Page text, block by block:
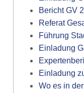
Bericht GV
Referat
Führung
Einladung
Einladung
Wo es in